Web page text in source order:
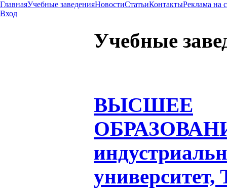
ГлавнаяУчебные заведенияНовостиСтатьиКонтактыРеклама на
Вход
Учебные
ВЫСШЕЕ